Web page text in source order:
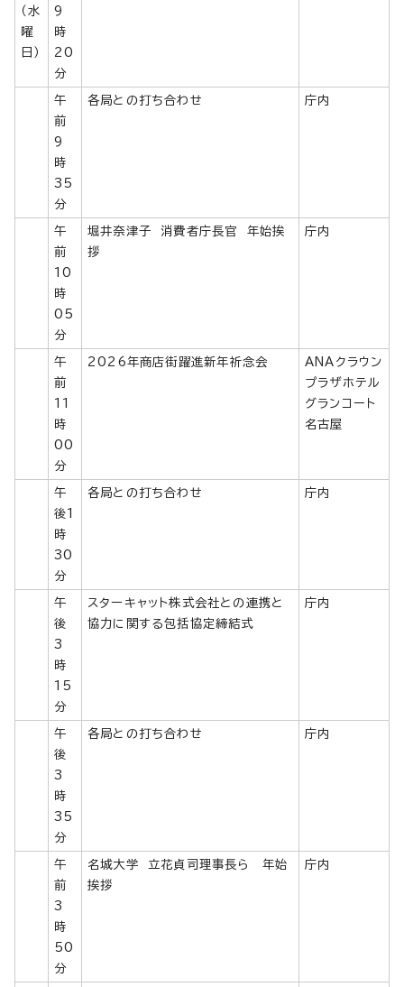
（水
曜
日）
9
時
20
分
午
前
9
時
35
分
各局との打ち合わせ 庁内
午
前
10
時
05
分
堀井奈津子 消費者庁長官 年始挨
拶
庁内
午
前
11
時
00
分
2026年商店街躍進新年祈念会
ANAクラウン
プラザホテル
グランコート
名古屋
午
後1
時
30
分
各局との打ち合わせ 庁内
午
後
3
時
15
分
スターキャット株式会社との連携と
協力に関する包括協定締結式
庁内
午
後
3
時
35
分
各局との打ち合わせ 庁内
午
前
3
時
50
分
名城大学 立花貞司理事長ら 年始
挨拶
庁内